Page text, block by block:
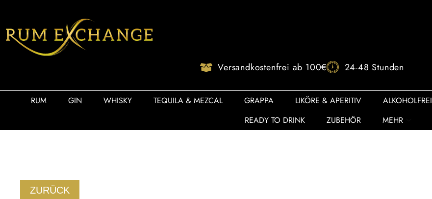
Versandkostenfrei ab 100€ 24-48 Stunden
RUM GIN WHISKY TEQUILA & MEZCAL GRAPPA LIKÖRE & APERITIV ALKOHOLFREI
READY TO DRINK
ZUBEHÖR MEHR